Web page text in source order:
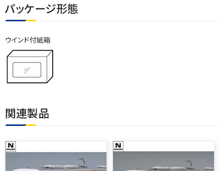
パッケージ形態
ウインド付紙箱
関連製品